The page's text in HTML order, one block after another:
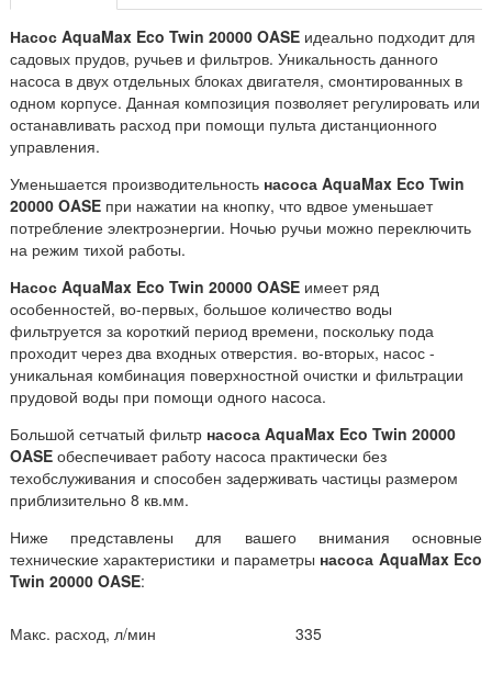
Насос AquaMax Eco Twin 20000 OASE идеально подходит для
садовых прудов, ручьев и фильтров. Уникальность данного
насоса в двух отдельных блоках двигателя, смонтированных в
одном корпусе. Данная композиция позволяет регулировать или
останавливать расход при помощи пульта дистанционного
управления.
Уменьшается производительность насоса AquaMax Eco Twin
20000 OASE при нажатии на кнопку, что вдвое уменьшает
потребление электроэнергии. Ночью ручьи можно переключить
на режим тихой работы.
Насос AquaMax Eco Twin 20000 OASE имеет ряд
особенностей, во-первых, большое количество воды
фильтруется за короткий период времени, поскольку пода
проходит через два входных отверстия. во-вторых, насос -
уникальная комбинация поверхностной очистки и фильтрации
прудовой воды при помощи одного насоса.
Большой сетчатый фильтр насоса AquaMax Eco Twin 20000
OASE обеспечивает работу насоса практически без
техобслуживания и способен задерживать частицы размером
приблизительно 8 кв.мм.
Ниже представлены для вашего внимания основные
технические характеристики и параметры насоса AquaMax Eco
Twin 20000 OASE:
Макс. расход, л/мин 335